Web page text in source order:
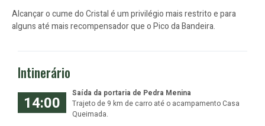
Alcançar o cume do Cristal é um privilégio mais restrito e para
alguns até mais recompensador que o Pico da Bandeira.
Intinerário
14:00
Saída da portaria de Pedra Menina
Trajeto de 9 km de carro até o acampamento Casa
Queimada.